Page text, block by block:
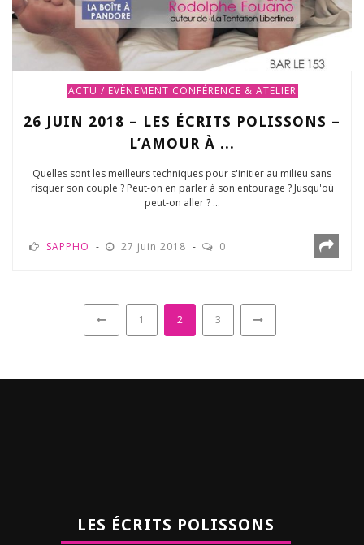
ACTU / EVÈNEMENT CONFÉRENCE & ATELIER
26 JUIN 2018 – LES ÉCRITS POLISSONS –
L’AMOUR À ...
Quelles sont les meilleurs techniques pour s'initier au milieu sans
risquer son couple ? Peut-on en parler à son entourage ? Jusqu'où
peut-on aller ? ...
SAPPHO 27 juin 2018 0
1 2 3
LES ÉCRITS POLISSONS